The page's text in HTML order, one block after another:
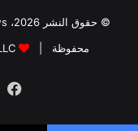
محفوظة |